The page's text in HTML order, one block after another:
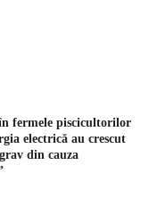
fermele piscicultorilor
electrică au crescut
din cauza